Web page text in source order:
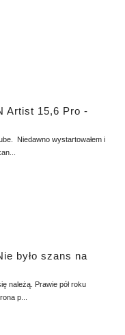
Artist 15,6 Pro -
Niedawno wystartowałem i
było szans na
należą. Prawie pół roku
p...